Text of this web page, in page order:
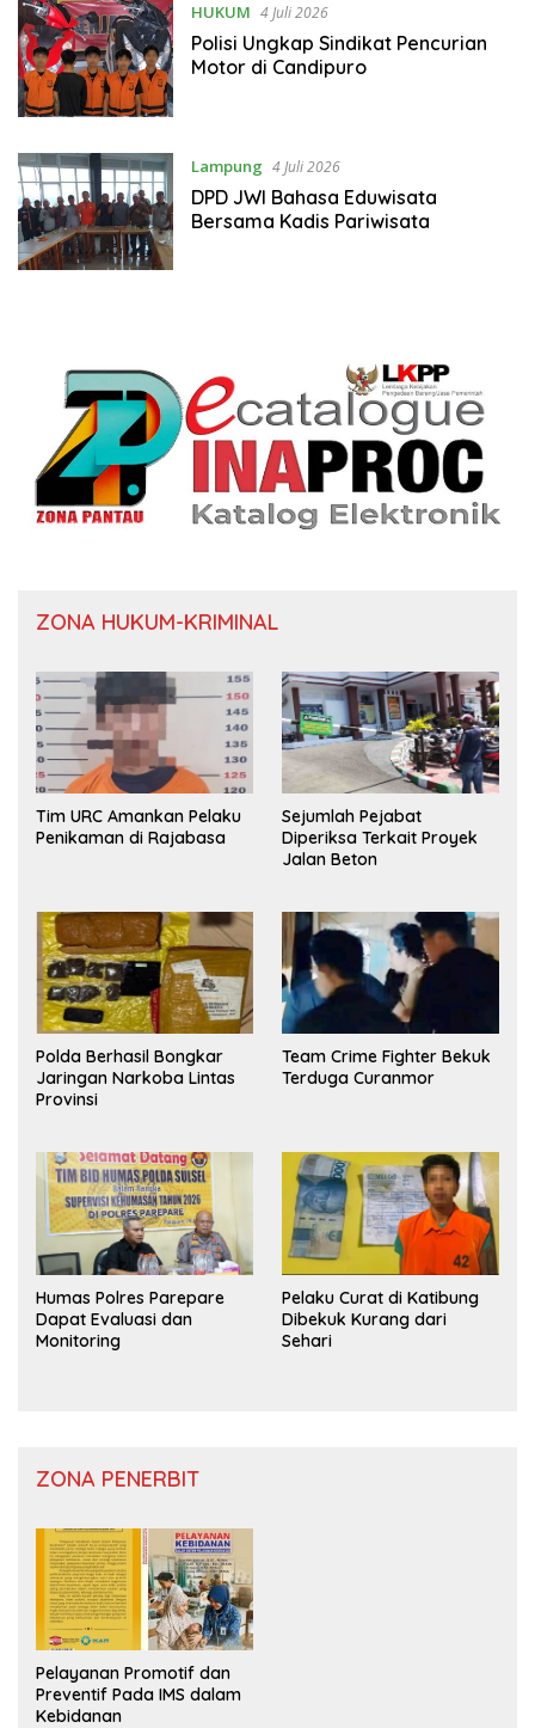
HUKUM 4 Juli 2026
Polisi Ungkap Sindikat Pencurian
Motor di Candipuro
Lampung 4 Juli 2026
DPD JWI Bahasa Eduwisata
Bersama Kadis Pariwisata
ZONA HUKUM-KRIMINAL
Tim URC Amankan Pelaku
Penikaman di Rajabasa
Sejumlah Pejabat
Diperiksa Terkait Proyek
Jalan Beton
Polda Berhasil Bongkar
Jaringan Narkoba Lintas
Provinsi
Team Crime Fighter Bekuk
Terduga Curanmor
Humas Polres Parepare
Dapat Evaluasi dan
Monitoring
Pelaku Curat di Katibung
Dibekuk Kurang dari
Sehari
ZONA PENERBIT
Pelayanan Promotif dan
Preventif Pada IMS dalam
Kebidanan